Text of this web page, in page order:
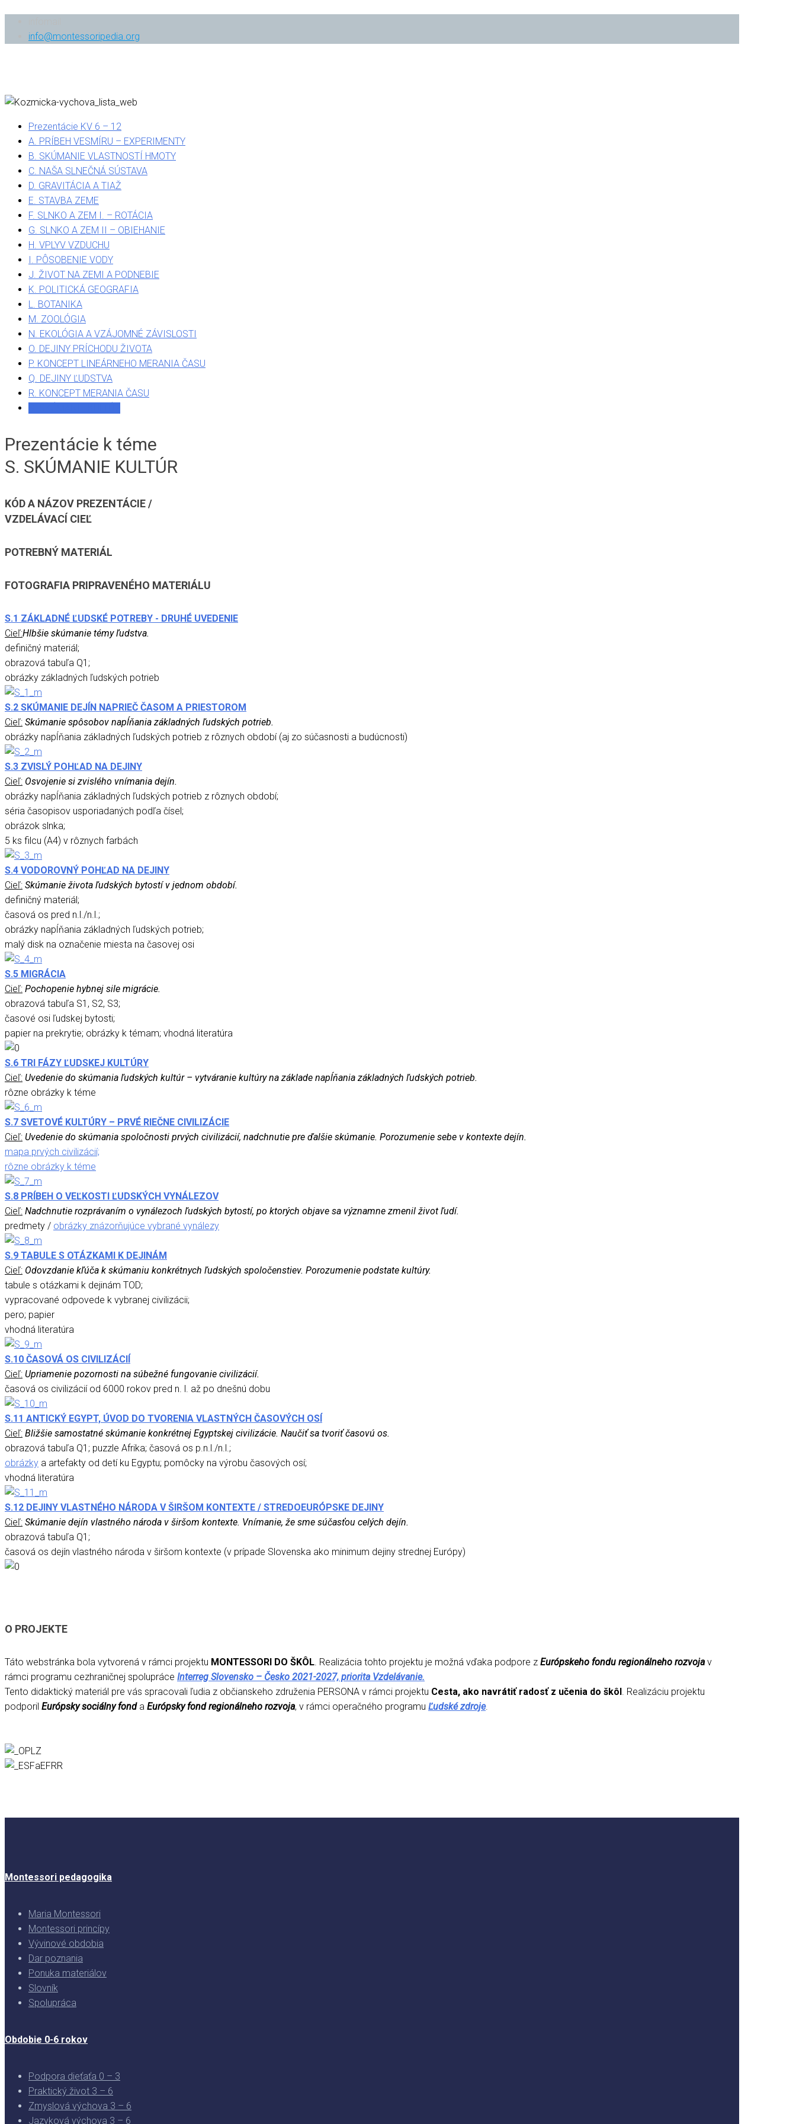
info@montessoripedia.org
Prezentácie KV 6 – 12
A. PRÍBEH VESMÍRU – EXPERIMENTY
B. SKÚMANIE VLASTNOSTÍ HMOTY
C. NAŠA SLNEČNÁ SÚSTAVA
D. GRAVITÁCIA A TIAŽ
E. STAVBA ZEME
F. SLNKO A ZEM I. – ROTÁCIA
G. SLNKO A ZEM II – OBIEHANIE
H. VPLYV VZDUCHU
I. PÔSOBENIE VODY
J. ŽIVOT NA ZEMI A PODNEBIE
K. POLITICKÁ GEOGRAFIA
L. BOTANIKA
M. ZOOLÓGIA
N. EKOLÓGIA A VZÁJOMNÉ ZÁVISLOSTI
O. DEJINY PRÍCHODU ŽIVOTA
P. KONCEPT LINEÁRNEHO MERANIA ČASU
Q. DEJINY ĽUDSTVA
R. KONCEPT MERANIA ČASU
Prezentácie k téme
S. SKÚMANIE KULTÚR
KÓD A NÁZOV PREZENTÁCIE /
VZDELÁVACÍ CIEĽ
POTREBNÝ MATERIÁL
FOTOGRAFIA PRIPRAVENÉHO MATERIÁLU
S.1 ZÁKLADNÉ ĽUDSKÉ POTREBY - DRUHÉ UVEDENIE
Cieľ:Hlbšie skúmanie témy ľudstva.
definičný materiál;
obrazová tabuľa Q1;
obrázky základných ľudských potrieb
S.2 SKÚMANIE DEJÍN NAPRIEČ ČASOM A PRIESTOROM
Cieľ: Skúmanie spôsobov napĺňania základných ľudských potrieb.
obrázky napĺňania základných ľudských potrieb z rôznych období (aj zo súčasnosti a budúcnosti)
S.3 ZVISLÝ POHĽAD NA DEJINY
Cieľ: Osvojenie si zvislého vnímania dejín.
obrázky napĺňania základných ľudských potrieb z rôznych období;
séria časopisov usporiadaných podľa čísel;
obrázok slnka;
5 ks filcu (A4) v rôznych farbách
S.4 VODOROVNÝ POHĽAD NA DEJINY
Cieľ: Skúmanie života ľudských bytostí v jednom období.
definičný materiál;
časová os pred n.l./n.l.;
obrázky napĺňania základných ľudských potrieb;
malý disk na označenie miesta na časovej osi
S.5 MIGRÁCIA
Cieľ: Pochopenie hybnej sile migrácie.
obrazová tabuľa S1, S2, S3;
časové osi ľudskej bytosti;
papier na prekrytie; obrázky k témam; vhodná literatúra
S.6 TRI FÁZY ĽUDSKEJ KULTÚRY
Cieľ: Uvedenie do skúmania ľudských kultúr – vytváranie kultúry na základe napĺňania základných ľudských potrieb.
rôzne obrázky k téme
S.7 SVETOVÉ KULTÚRY – PRVÉ RIEČNE CIVILIZÁCIE
Cieľ: Uvedenie do skúmania spoločnosti prvých civilizácií, nadchnutie pre ďalšie skúmanie. Porozumenie sebe v kontexte dejín.
mapa prvých civilizácií;
rôzne obrázky k téme
S.8 PRÍBEH O VEĽKOSTI ĽUDSKÝCH VYNÁLEZOV
Cieľ: Nadchnutie rozprávaním o vynálezoch ľudských bytostí, po ktorých objave sa významne zmenil život ľudí.
predmety / obrázky znázorňujúce vybrané vynálezy
S.9 TABULE S OTÁZKAMI K DEJINÁM
Cieľ: Odovzdanie kľúča k skúmaniu konkrétnych ľudských spoločenstiev. Porozumenie podstate kultúry.
tabule s otázkami k dejinám TOD;
vypracované odpovede k vybranej civilizácii;
pero; papier
vhodná literatúra
S.10 ČASOVÁ OS CIVILIZÁCIÍ
Cieľ: Upriamenie pozornosti na súbežné fungovanie civilizácií.
časová os civilizácií od 6000 rokov pred n. l. až po dnešnú dobu
S.11 ANTICKÝ EGYPT, ÚVOD DO TVORENIA VLASTNÝCH ČASOVÝCH OSÍ
Cieľ: Bližšie samostatné skúmanie konkrétnej Egyptskej civilizácie. Naučiť sa tvoriť časovú os.
obrazová tabuľa Q1; puzzle Afrika; časová os p.n.l./n.l.;
obrázky a artefakty od detí ku Egyptu; pomôcky na výrobu časových osí;
vhodná literatúra
S.12 DEJINY VLASTNÉHO NÁRODA V ŠIRŠOM KONTEXTE / STREDOEURÓPSKE DEJINY
Cieľ: Skúmanie dejín vlastného národa v širšom kontexte. Vnímanie, že sme súčasťou celých dejín.
obrazová tabuľa Q1;
časová os dejín vlastného národa v širšom kontexte (v prípade Slovenska ako minimum dejiny strednej Európy)
O PROJEKTE
Táto webstránka bola vytvorená v rámci projektu MONTESSORI DO ŠKÔL. Realizácia tohto projektu je možná vďaka podpore z Európskeho fondu regionálneho rozvojav
rámci programu cezhraničnej spolupráce Interreg Slovensko – Česko 2021-2027, priorita Vzdelávanie.
Tento didaktický materiál pre vás spracovali ľudia z občianskeho združenia PERSONA v rámci projektu Cesta, ako navrátiť radosť z učenia do škôl . Realizáciu projektu
podporil Európsky sociálny fonda Európsky fond regionálneho rozvoja, v rámci operačného programu Ľudské zdroje.
Montessori pedagogika
Maria Montessori
Montessori princípy
Vývinové obdobia
Dar poznania
Ponuka materiálov
Slovník
Spolupráca
Obdobie 0-6 rokov
Podpora dieťaťa 0 – 3
Praktický život 3 – 6
Zmyslová výchova 3 – 6
Jazyková výchova 3 – 6